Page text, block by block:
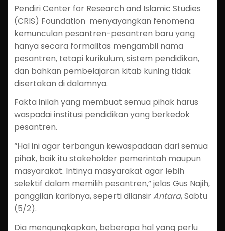
Pendiri Center for Research and Islamic Studies
(CRIS) Foundation menyayangkan fenomena
kemunculan pesantren-pesantren baru yang
hanya secara formalitas mengambil nama
pesantren, tetapi kurikulum, sistem pendidikan,
dan bahkan pembelajaran kitab kuning tidak
disertakan di dalamnya.
Fakta inilah yang membuat semua pihak harus
waspadai institusi pendidikan yang berkedok
pesantren.
“Hal ini agar terbangun kewaspadaan dari semua
pihak, baik itu stakeholder pemerintah maupun
masyarakat. Intinya masyarakat agar lebih
selektif dalam memilih pesantren,” jelas Gus Najih,
panggilan karibnya, seperti dilansirAntara, Sabtu
(5/2).
Dia mengungkapkan, beberapa hal yang perlu